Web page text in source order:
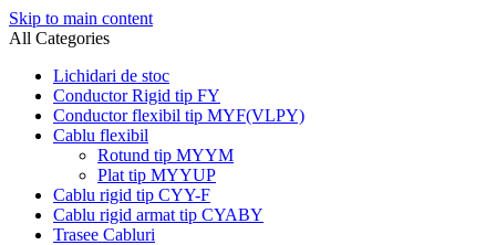
Skip to main content
All Categories
Lichidari de stoc
Conductor Rigid tip FY
Conductor flexibil tip MYF(VLPY)
Cablu flexibil
Rotund tip MYYM
Plat tip MYYUP
Cablu rigid tip CYY-F
Cablu rigid armat tip CYABY
Trasee Cabluri